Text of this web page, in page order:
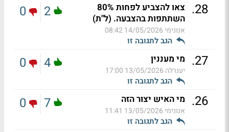
28
.
צאו להצביע לפחות 80%
השתתפות בהצבעה. (ל"ת)
אנונימי14/05/2026 08:42
הגב לתגובה זו
2
0
27
. מי מעננין
יענרלה 13/05/2026 17:00
הגב לתגובה זו
4
0
26
. מי האיש יצור הזה
אנונימי13/05/2026 11:41
הגב לתגובה זו
7
0